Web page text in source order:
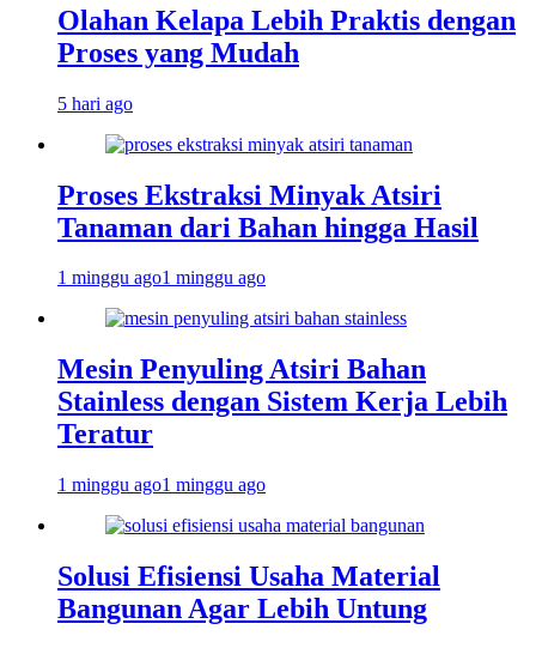
Olahan Kelapa Lebih Praktis dengan
Proses yang Mudah
5 hari ago
Proses Ekstraksi Minyak Atsiri
Tanaman dari Bahan hingga Hasil
1 minggu ago1 minggu ago
Mesin Penyuling Atsiri Bahan
Stainless dengan Sistem Kerja Lebih
Teratur
1 minggu ago1 minggu ago
Solusi Efisiensi Usaha Material
Bangunan Agar Lebih Untung